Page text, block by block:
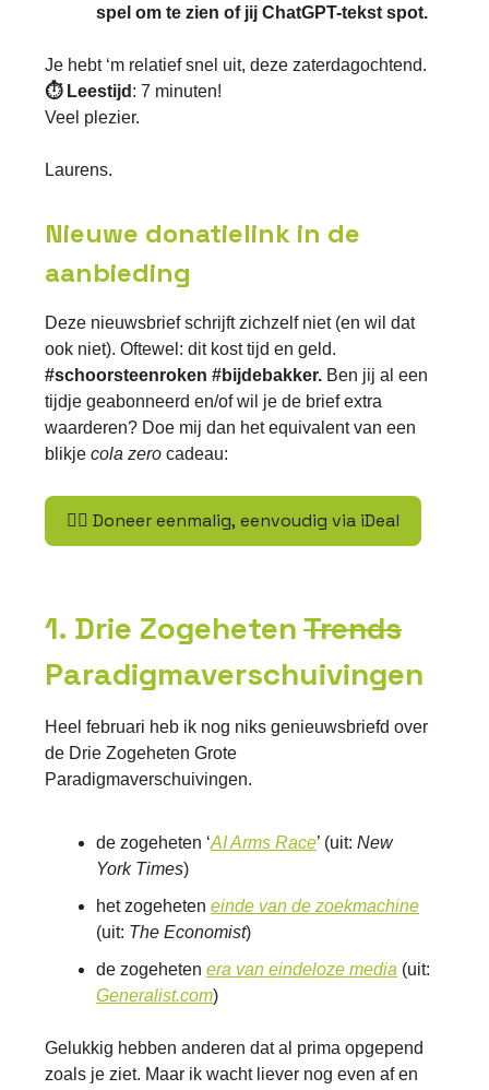
spel om te zien of jij ChatGPT-tekst spot.
Je hebt ‘m relatief snel uit, deze zaterdagochtend.
⏱️ Leestijd : 7 minuten!
Veel plezier.
Laurens.
Nieuwe donatielink in de
aanbieding
Deze nieuwsbrief schrijft zichzelf niet (en wil dat
ook niet). Oftewel: dit kost tijd en geld.
#schoorsteenroken #bijdebakker. Ben jij al een
tijdje geabonneerd en/of wil je de brief extra
waarderen? Doe mij dan het equivalent van een
blikje cola zero cadeau:
👉🏽 Doneer eenmalig, eenvoudig via iDeal
1. Drie ZogehetenTrends
Paradigmaverschuivingen
Heel februari heb ik nog niks genieuwsbriefd over
de Drie Zogeheten Grote
Paradigmaverschuivingen.
de zogeheten ‘AI Arms Race’ (uit: New
York Times)
het zogeheten einde van de zoekmachine
(uit: The Economist)
de zogeheten era van eindeloze media (uit:
Generalist.com)
Gelukkig hebben anderen dat al prima opgepend
zoals je ziet. Maar ik wacht liever nog even af en